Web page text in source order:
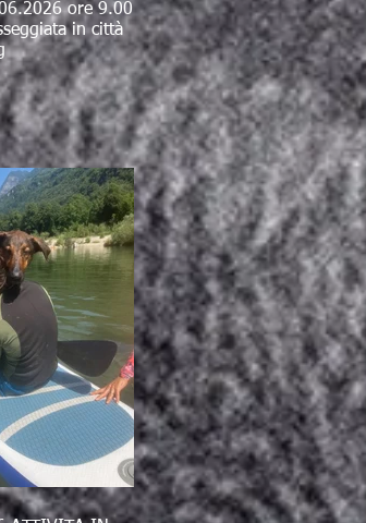
ore 9.00
in città